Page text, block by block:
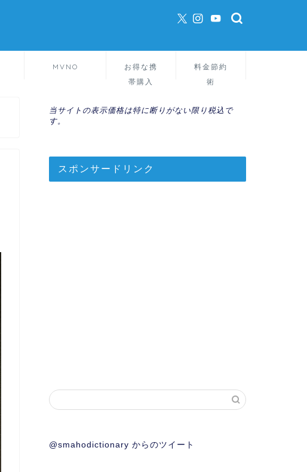
MVNO
お得な携
帯購入
料金節約
術
当サイトの表示価格は特に断りがない限り税込で
す。
スポンサードリンク
@smahodictionary からのツイート